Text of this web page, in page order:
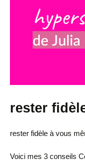
rester
rester fidèle à vous
Voici mes 3 conseils